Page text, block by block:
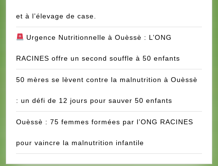
et à l’élevage de case.
Urgence Nutritionnelle à Ouèssè : L’ONG
RACINES offre un second souffle à 50 enfants
50 mères se lèvent contre la malnutrition à Ouèssè
: un défi de 12 jours pour sauver 50 enfants
Ouèssè : 75 femmes formées par l’ONG RACINES
pour vaincre la malnutrition infantile